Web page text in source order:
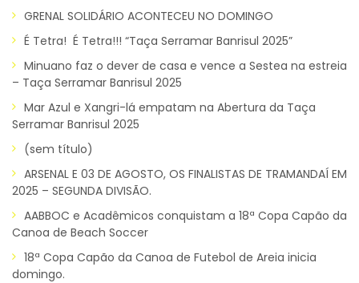
GRENAL SOLIDÁRIO ACONTECEU NO DOMINGO
É Tetra! É Tetra!!! “Taça Serramar Banrisul 2025”
Minuano faz o dever de casa e vence a Sestea na estreia
– Taça Serramar Banrisul 2025
Mar Azul e Xangri-lá empatam na Abertura da Taça
Serramar Banrisul 2025
(sem título)
ARSENAL E 03 DE AGOSTO, OS FINALISTAS DE TRAMANDAÍ EM
2025 – SEGUNDA DIVISÃO.
AABBOC e Acadêmicos conquistam a 18ª Copa Capão da
Canoa de Beach Soccer
18ª Copa Capão da Canoa de Futebol de Areia inicia
domingo.